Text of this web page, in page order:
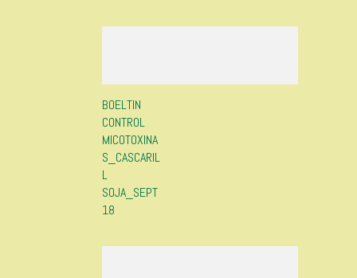
BOELTIN
CONTROL
MICOTOXINA
S_CASCARIL
L
SOJA_SEPT
18